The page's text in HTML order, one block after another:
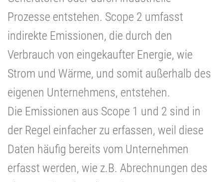
Prozesse entstehen. Scope 2 umfasst
indirekte Emissionen, die durch den
Verbrauch von eingekaufter Energie, wie
Strom und Wärme, und somit außerhalb des
eigenen Unternehmens, entstehen.
Die Emissionen aus Scope 1 und 2 sind in
der Regel einfacher zu erfassen, weil diese
Daten häufig bereits vom Unternehmen
erfasst werden, wie z.B. Abrechnungen des